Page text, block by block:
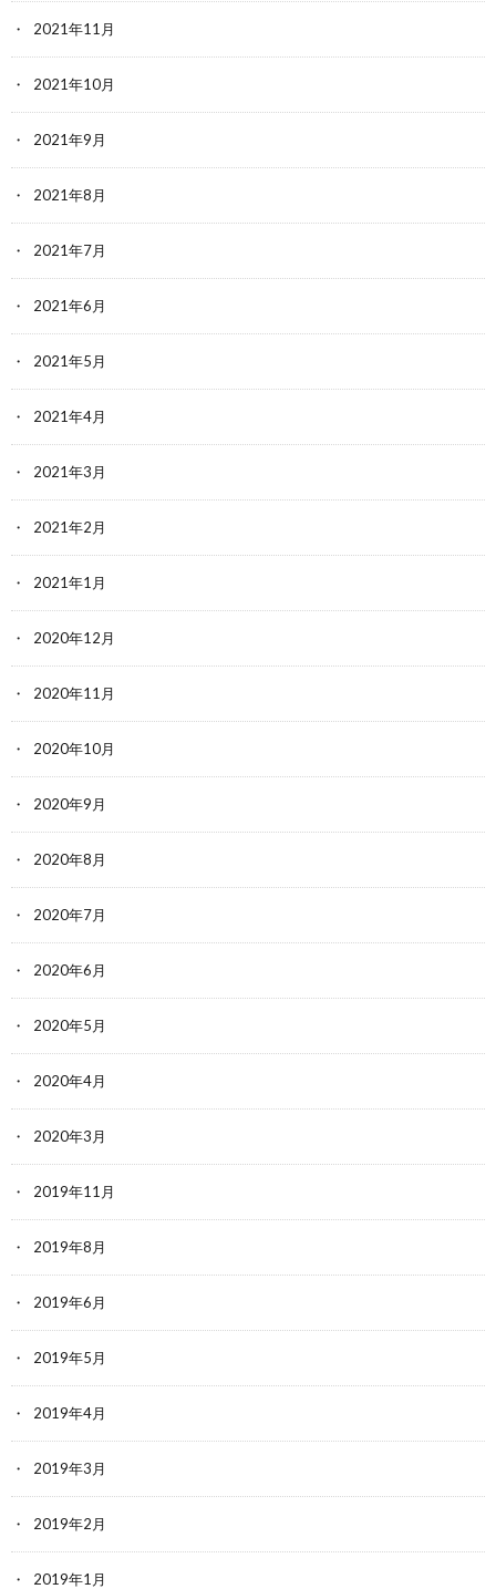
2021年11月
2021年10月
2021年9月
2021年8月
2021年7月
2021年6月
2021年5月
2021年4月
2021年3月
2021年2月
2021年1月
2020年12月
2020年11月
2020年10月
2020年9月
2020年8月
2020年7月
2020年6月
2020年5月
2020年4月
2020年3月
2019年11月
2019年8月
2019年6月
2019年5月
2019年4月
2019年3月
2019年2月
2019年1月